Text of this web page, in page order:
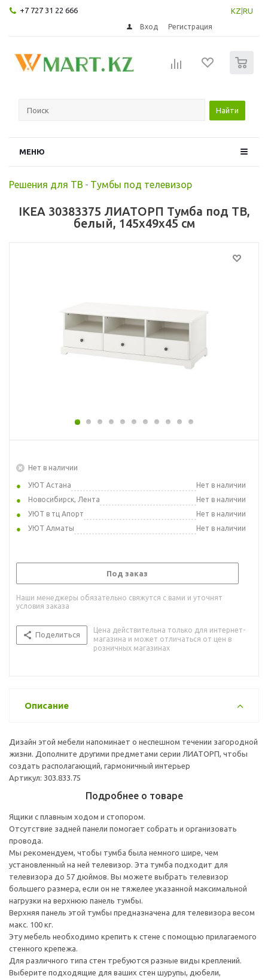
+7 727 31 22 666 KZ RU
Вход Регистрация
Найти
МЕНЮ
Решения для ТВ - Тумбы под телевизор
IKEA 30383375 ЛИАТОРП Тумба под ТВ,
белый, 145x49x45 см
Нет в наличии
УЮТ Астана
Нет в наличии
Новосибирск, Лента
Нет в наличии
УЮТ в тц Апорт
Нет в наличии
УЮТ Алматы
Нет в наличии
Под заказ
Наши менеджеры обязательно свяжутся с вами и уточнят
условия заказа
Поделиться
Цена действительна только для интернет-
магазина и может отличаться от цен в
розничных магазинах
Описание
Дизайн этой мебели напоминает о неспешном течении загородной
жизни. Дополните другими предметами серии ЛИАТОРП, чтобы
создать располагающий, гармоничный интерьер
Артикул: 303.833.75
Подробнее о товаре
Ящики с плавным ходом и стопором.
Отсутствие задней панели помогает собрать и организовать
провода.
Мы рекомендуем, чтобы тумба была немного шире, чем
установленный на ней телевизор. Эта тумба подходит для
телевизора до 57 дюймов. Вы можете выбрать телевизор
большего размера, если он не тяжелее указанной максимальной
нагрузки на верхнюю панель тумбы.
Верхняя панель этой тумбы предназначена для телевизора весом
макс. 100 кг.
Эту мебель необходимо крепить к стене с помощью прилагаемого
стенного крепежа.
Для различного типа стен требуются разные виды креплений.
Выберите подходящие для ваших стен шурупы, дюбели,